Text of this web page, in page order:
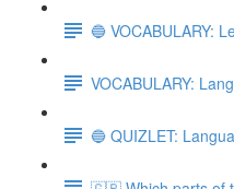
🔵 VOCABULARY:
VOCABULARY:
🔵 QUIZLET: